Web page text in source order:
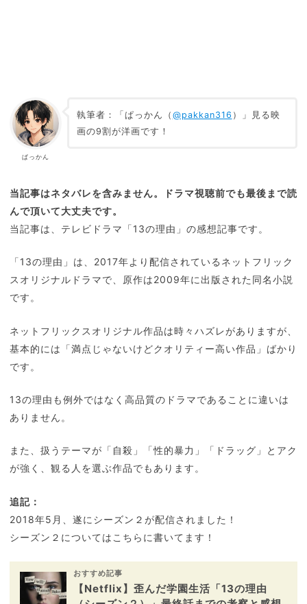
ぱっかん
執筆者：「ぱっかん（ @pakkan316 ）」見る映
画の9割が洋画です！
当記事はネタバレを含みません。ドラマ視聴前でも最後まで読
んで頂いて大丈夫です。
当記事は、テレビドラマ「13の理由」の感想記事です。
「13の理由」は、2017年より配信されているネットフリック
スオリジナルドラマで、原作は2009年に出版された同名小説
です。
ネットフリックスオリジナル作品は時々ハズレがありますが、
基本的には「満点じゃないけどクオリティー高い作品」ばかり
です。
13の理由も例外ではなく高品質のドラマであることに違いは
ありません。
また、扱うテーマが「自殺」「性的暴力」「ドラッグ」とアク
が強く、観る人を選ぶ作品でもあります。
追記：
2018年5月、遂にシーズン２が配信されました！
シーズン２についてはこちらに書いてます！
おすすめ記事
【Netflix】歪んだ学園生活「13の理由